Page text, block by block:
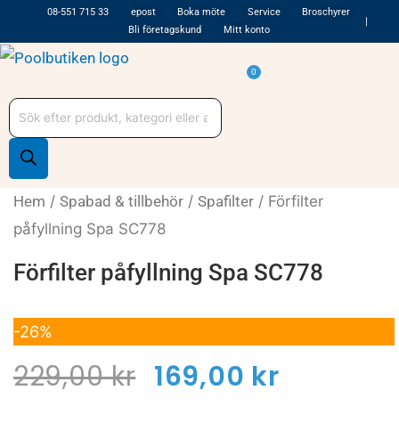
till
innehåll
08-551 715 33 epost Boka möte Service
Broschyrer
Bli företagskund
Mitt konto
0
Varukorg
Produktsökning
Hem / Spabad & tillbehör / Spafilter / Förfilter
påfyllning Spa SC778
Förfilter påfyllning Spa SC778
-26%
229,00kr Det
169,00 krDet